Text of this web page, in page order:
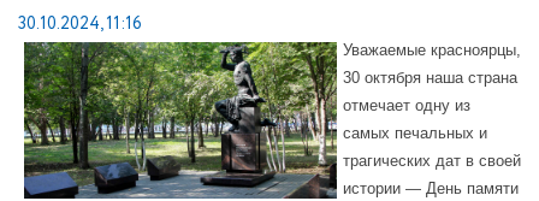
30.10.2024, 11:16
Уважаемые красноярцы,
30 октября наша страна
отмечает одну из
самых печальных и
трагических дат в своей
истории — День памяти